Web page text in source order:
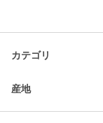
カテゴリ
産地